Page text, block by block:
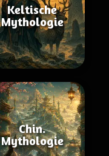
Keltische
Mythologie
Chin.
Mythologie